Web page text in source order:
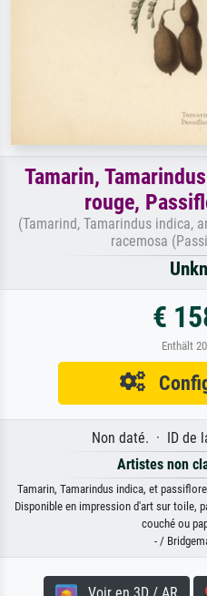
Tamarin,
rouge,
(Tamarind, Tamarindus indica,
racemosa
€
Enthält
Non daté. · ID de
Artistes non
Tamarin, Tamarindus indica, et
Disponible en impression d'art sur toile,
couché ou
- /